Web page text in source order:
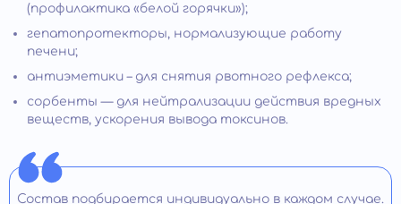
(профилактика «белой горячки»);
гепатопротекторы, нормализующие работу
печени;
антиэметики – для снятия рвотного рефлекса;
сорбенты — для нейтрализации действия вредных
веществ, ускорения вывода токсинов.
Состав подбирается индивидуально в каждом случае.